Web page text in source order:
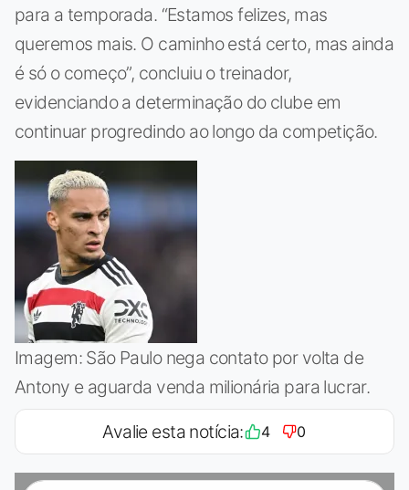
para a temporada. “Estamos felizes, mas
queremos mais. O caminho está certo, mas ainda
é só o começo”, concluiu o treinador,
evidenciando a determinação do clube em
continuar progredindo ao longo da competição.
Imagem: São Paulo nega contato por volta de
Antony e aguarda venda milionária para lucrar.
Avalie esta notícia: 4 0